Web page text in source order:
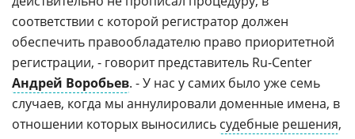
соответствии с которой регистратор должен
обеспечить правообладателю право приоритетной
регистрации, - говорит представитель Ru-Center
Андрей Воробьев. - У нас у самих было уже семь
случаев, когда мы аннулировали доменные имена, в
отношении которых выносились судебные решения,